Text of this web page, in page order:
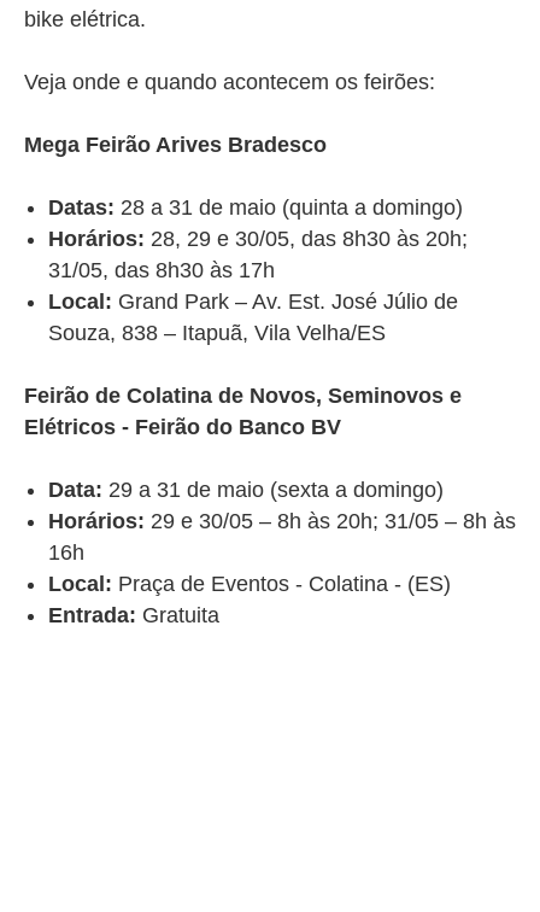
bike elétrica.
Veja onde e quando acontecem os feirões:
Mega Feirão Arives Bradesco
Datas: 28 a 31 de maio (quinta a domingo)
Horários: 28, 29 e 30/05, das 8h30 às 20h;
31/05, das 8h30 às 17h
Local: Grand Park – Av. Est. José Júlio de
Souza, 838 – Itapuã, Vila Velha/ES
Feirão de Colatina de Novos, Seminovos e
Elétricos - Feirão do Banco BV
Data: 29 a 31 de maio (sexta a domingo)
Horários: 29 e 30/05 – 8h às 20h; 31/05 – 8h às
16h
Local: Praça de Eventos - Colatina - (ES)
Entrada: Gratuita